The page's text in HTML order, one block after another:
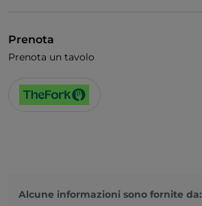
Prenota
Prenota un tavolo
Alcune informazioni sono fornite da: